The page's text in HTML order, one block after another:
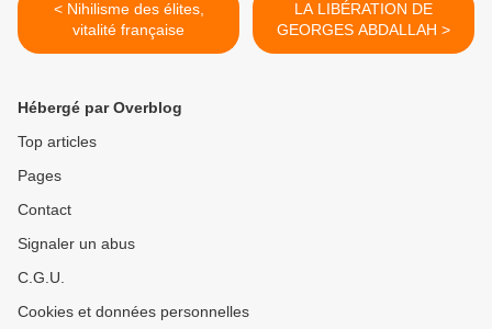
< Nihilisme des élites,
vitalité française
LA LIBÉRATION DE
GEORGES ABDALLAH >
Hébergé par Overblog
Top articles
Pages
Contact
Signaler un abus
C.G.U.
Cookies et données personnelles